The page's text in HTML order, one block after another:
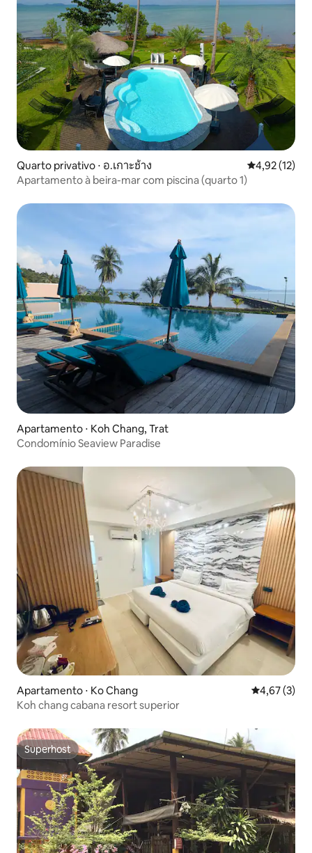
Quarto privativo ⋅ อ.เกาะช้าง 4,92 de uma
4,92 (12)
Apartamento à beira-mar com piscina (quarto 1)
Apartamento ⋅ Koh Chang, Trat
Condomínio Seaview Paradise
Apartamento ⋅ Ko Chang 4,67 de
4,67 (3)
Koh chang cabana resort superior
Superhost
Superhost